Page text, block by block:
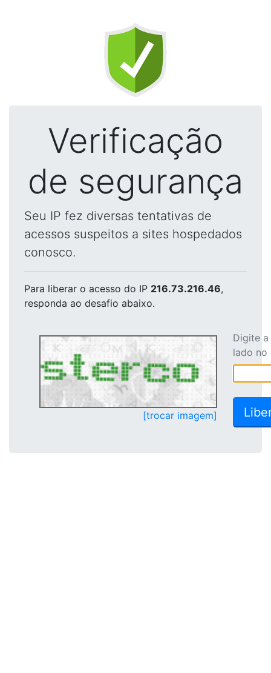
Verificação
de segurança
Seu IP fez diversas tentativas de
acessos suspeitos a sites hospedados
conosco.
Para liberar o acesso do IP 216.73.216.46,
responda ao desafio abaixo.
[trocar imagem]
Digite
lado no